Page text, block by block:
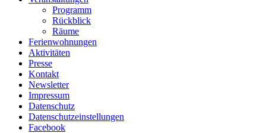
Programm
Rückblick
Räume
Ferienwohnungen
Aktivitäten
Presse
Kontakt
Newsletter
Impressum
Datenschutz
Datenschutzeinstellungen
Facebook